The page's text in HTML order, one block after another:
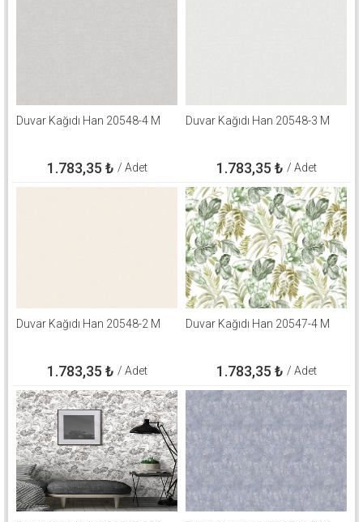
Duvar Kağıdı Han 20548-4 M
1.783,35 ₺ / Adet
Duvar Kağıdı Han 20548-3 M
1.783,35 ₺ / Adet
Duvar Kağıdı Han 20548-2 M
1.783,35 ₺ / Adet
Duvar Kağıdı Han 20547-4 M
1.783,35 ₺ / Adet